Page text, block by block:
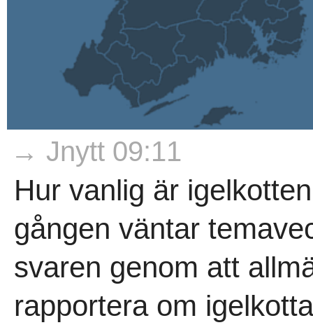
→ Jnytt 09:11
Hur vanlig är
gången väntar
svaren genom att
rapportera om